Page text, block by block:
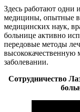
Здесь работают одни
медицины, опытные
медицинских наук,
больнице активно
передовые методы
заболевании.
Сотрудничество